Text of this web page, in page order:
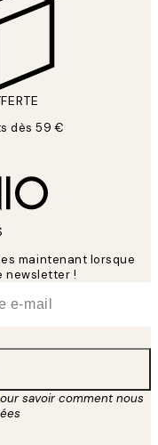
dès 59 €
maintenant lorsque
newsletter !
savoir comment nous